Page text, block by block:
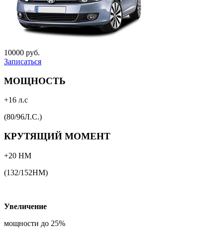
10000 руб.
Записаться
МОЩНОСТЬ
+16 л.с
(80/96Л.С.)
КРУТЯЩИЙ МОМЕНТ
+20 НМ
(132/152НМ)
Увеличение
мощности до 25%